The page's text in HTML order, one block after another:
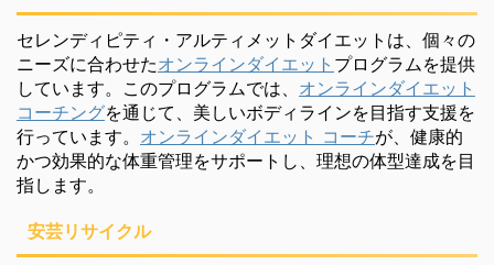
セレンディピティ・アルティメットダイエットは、個々の
ニーズに合わせたオンラインダイエット プログラムを提供
しています。このプログラムでは、 オンラインダイエット
コーチングを通じて、美しいボディラインを目指す支援を
行っています。 オンラインダイエット コーチが、健康的
かつ効果的な体重管理をサポートし、理想の体型達成を目
指します。
安芸リサイクル